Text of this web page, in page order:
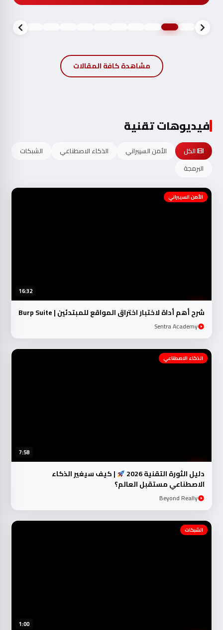
مشاهدة كافة المقالات
فيديوهات تقنية
الكل الأمن السيبراني الذكاء الاصطناعي
الشبكات
البرمجة
16:32
الأمن السيبراني
شرح أهم أداة لاختبار اختراق المواقع للمبتدئين | Burp Suite
Sentra Academy
7:58
الذكاء الاصطناعي
دليل الثورة التقنية 2026
| كيف سيغير الذكاء
الاصطناعي مستقبل العالم؟
Beyond Really
1:00
الشبكات